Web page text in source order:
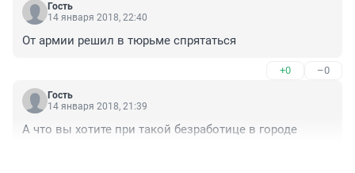
Гость
14 января 2018, 22:40
От армии решил в тюрьме спрятаться
+0 –0
Гость
14 января 2018, 21:39
А что вы хотите при такой безработице в городе